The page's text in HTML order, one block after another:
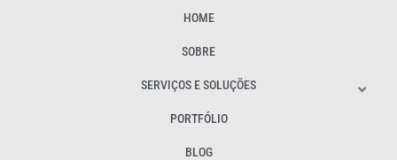
HOME
SOBRE
SERVIÇOS E SOLUÇÕES
PORTFÓLIO
BLOG